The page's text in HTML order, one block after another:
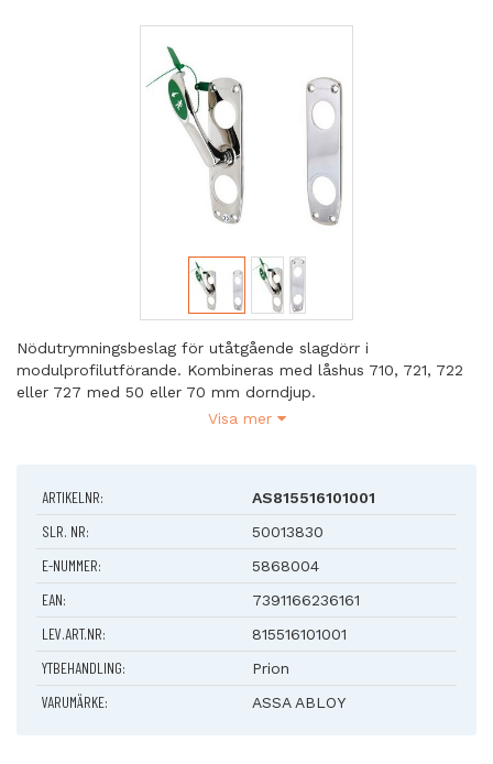
Nödutrymningsbeslag för utåtgående slagdörr i
modulprofilutförande. Kombineras med låshus 710, 721, 722
eller 727 med 50 eller 70 mm dorndjup.
Monteras tillsammans med låshus 710, 721, 722 eller 727
dorndjup 50/70mm
Låshuset kan erhållas med mikrobrytare
För dörrar med B/C-mått mindre 25mm rekommenderas
minst en 3mm distansskylt 179
Funktion
Dörren kan alltid öppnas från insidan via
utrymningshandtaget
Vid val av låshus 710 eller 727 är återinrymning möjlig via
utsidans trycke efter utförd utrymning
Visa mer
ARTIKELNR: AS815516101001
SLR. NR: 50013830
E-NUMMER: 5868004
EAN: 7391166236161
LEV.ART.NR: 815516101001
YTBEHANDLING: Prion
VARUMÄRKE: ASSA ABLOY